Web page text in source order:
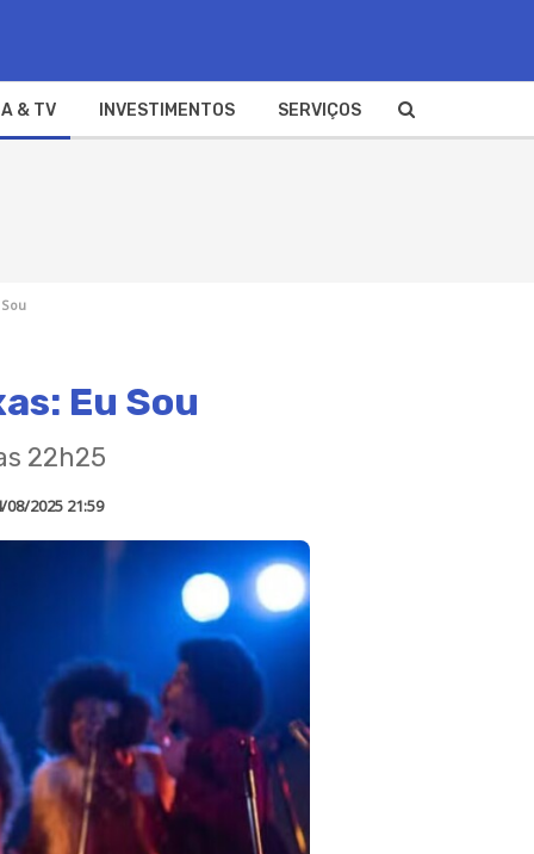
& TV INVESTIMENTOS SERVIÇOS
Eu Sou
22h25
08/2025 21:59